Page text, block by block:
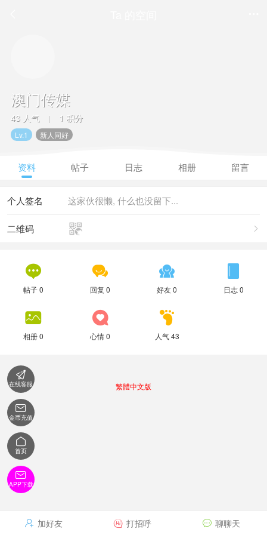
澳门传媒
43 人气 | 1 积分
Lv.1 新人同好
资料 帖子 日志 相册 留言
这家伙很懒, 什么也没留下...
个人签名


二维码

帖子 0

回复 0

好友 0

日志 0

相册 0

心情 0

人气 43
 加好友  打招呼  聊聊天
繁體中文版

在线客服

金币充值

首页

APP下载